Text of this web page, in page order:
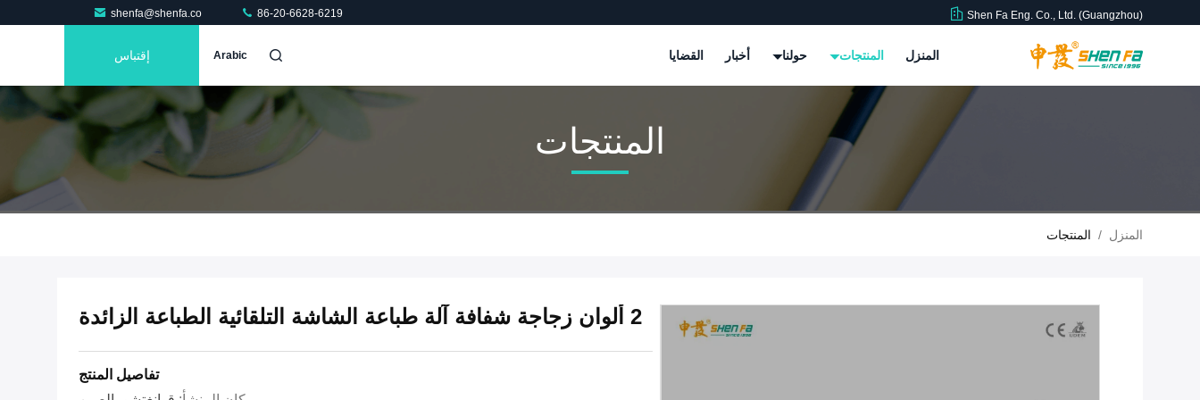
Shen Fa Eng. Co., Ltd. (Guangzhou)
shenfa@shenfa.co 86-20-6628-6219
المنزل المنتجات حولنا أخبار القضايا Arabic إقتباس
المنتجات
المنزل / المنتجات
2 ألوان زجاجة شفافة آلة طباعة الشاشة التلقائية الطباعة الزائدة
تفاصيل المنتج